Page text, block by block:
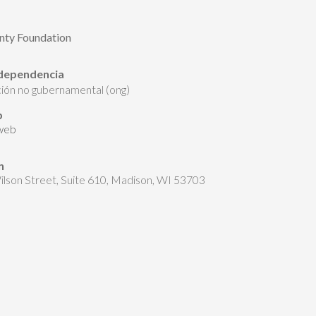
Foundation
no gubernamental (ong)
Street, Suite 610, Madison, WI 53703